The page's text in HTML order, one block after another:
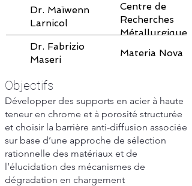
Dr. Maïwenn
Larnicol
Centre de
Recherches
Métallurgiques
Dr. Fabrizio
Maseri
Materia Nova
Objectifs
Développer des supports en acier à haute
teneur en chrome et à porosité structurée
et choisir la barrière anti-diffusion associée
sur base d’une approche de sélection
rationnelle des matériaux et de
l’élucidation des mécanismes de
dégradation en chargement